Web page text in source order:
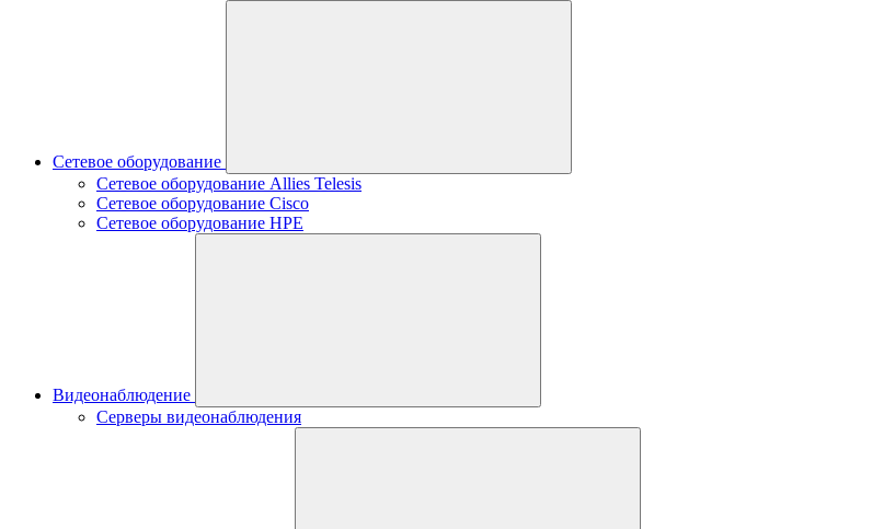
Сетевое оборудование
Сетевое оборудование Allies Telesis
Сетевое оборудование Cisco
Сетевое оборудование HPE
Видеонаблюдение
Серверы видеонаблюдения